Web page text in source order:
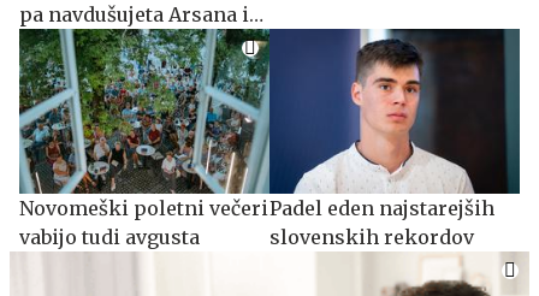
pa navdušujeta Arsana in
Adi Smolar
Novomeški poletni večeri
vabijo tudi avgusta
Padel eden najstarejših
slovenskih rekordov